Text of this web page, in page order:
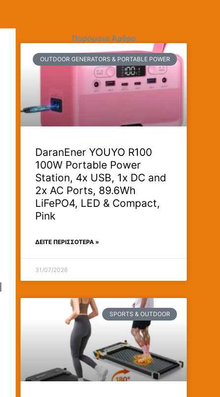
Παρόμοια Άρθρα
OUTDOOR GENERATORS & PORTABLE POWER
DaranEner YOUYO R100
100W Portable Power
Station, 4x USB, 1x DC and
2x AC Ports, 89.6Wh
LiFePO4, LED & Compact,
Pink
ΔΕΊΤΕ ΠΕΡΙΣΣΟΤΕΡΑ »
31/07/2026
SPORTS & OUTDOOR